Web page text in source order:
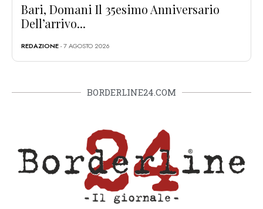
Bari, Domani Il 35esimo Anniversario
Dell’arrivo...
REDAZIONE- 7 AGOSTO 2026
BORDERLINE24.COM